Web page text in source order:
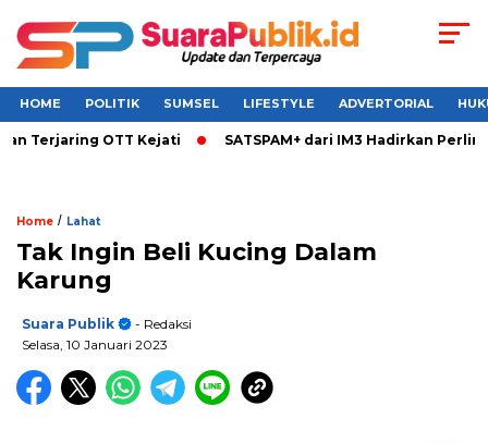
HOME POLITIK SUMSEL LIFESTYLE ADVERTORIAL
OTT Kejati SATSPAM+ dari IM3 Hadirkan
Home / Lahat
Tak Ingin Beli Kucing Dalam
Karung
Suara Publik
- Redaksi
Selasa, 10 Januari 2023